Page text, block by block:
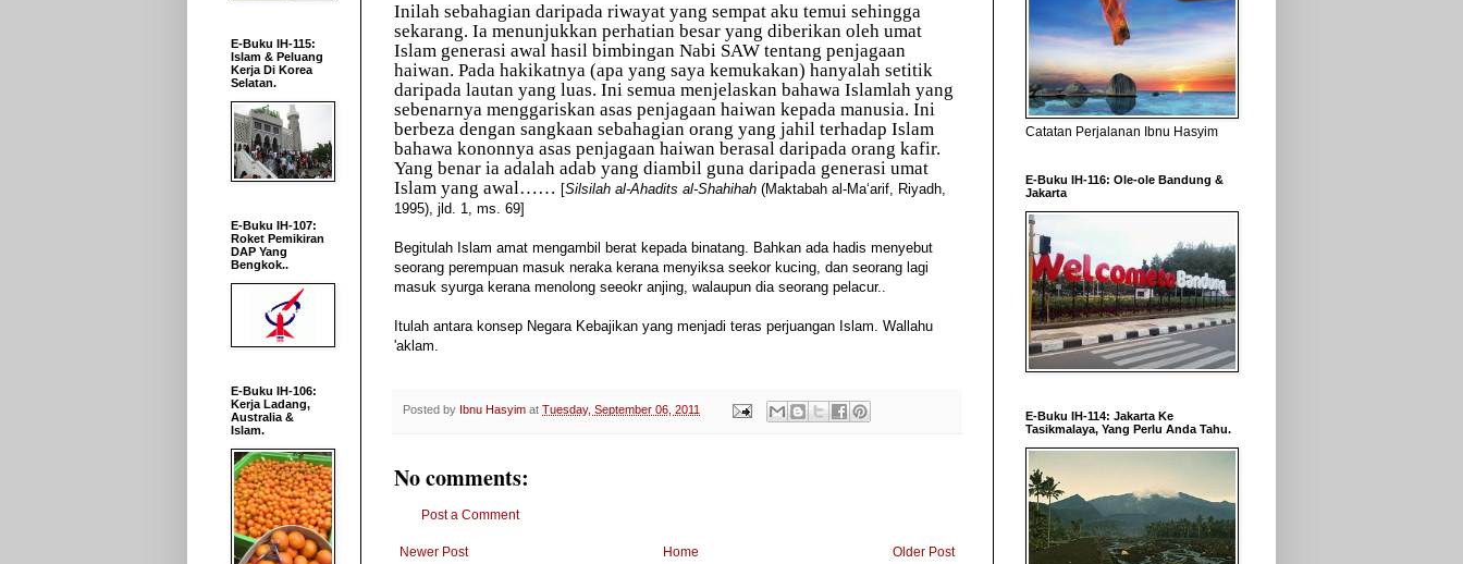
Inilah sebahagian daripada riwayat yang sempat aku temui sehingga
sekarang. Ia menunjukkan perhatian besar yang diberikan oleh umat
Islam generasi awal hasil bimbingan Nabi SAW tentang penjagaan
haiwan. Pada hakikatnya (apa yang saya kemukakan) hanyalah setitik
daripada lautan yang luas. Ini semua menjelaskan bahawa Islamlah yang
sebenarnya menggariskan asas penjagaan haiwan kepada manusia. Ini
berbeza dengan sangkaan sebahagian orang yang jahil terhadap Islam
bahawa kononnya asas penjagaan haiwan berasal daripada orang kafir.
Yang benar ia adalah adab yang diambil guna daripada generasi umat
Islam yang awal… … [Silsilah al-Ahadits al-Shahihah (Maktabah al-Ma‘arif, Riyadh,
1995), jld. 1, ms. 69]
Begitulah Islam amat mengambil berat kepada binatang. Bahkan ada hadis menyebut
seorang perempuan masuk neraka kerana menyiksa seekor kucing, dan seorang lagi
masuk syurga kerana menolong seeokr anjing, walaupun dia seorang pelacur..
Itulah antara konsep Negara Kebajikan yang menjadi teras perjuangan Islam. Wallahu
'aklam.
Posted by Ibnu Hasyim at Tuesday, September 06, 2011
No comments:
Post a Comment
Newer Post Older Post
Home
E-Buku IH-115:
Islam & Peluang
Kerja Di Korea
Selatan.
E-Buku IH-107:
Roket Pemikiran
DAP Yang
Bengkok..
E-Buku IH-106:
Kerja Ladang,
Australia &
Islam.
Catatan Perjalanan Ibnu Hasyim
E-Buku IH-116: Ole-ole Bandung &
Jakarta
E-Buku IH-114: Jakarta Ke
Tasikmalaya, Yang Perlu Anda Tahu.